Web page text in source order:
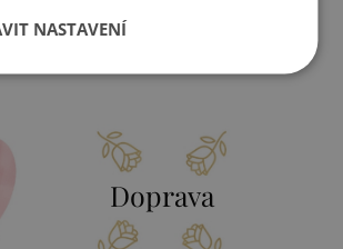
Doprava
NASTAVENÍ